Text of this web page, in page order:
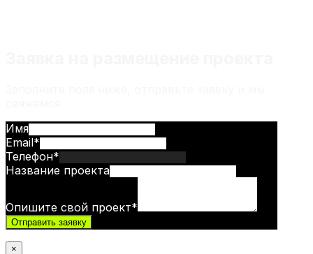
Имя
Email*
Телефон*
Название проекта
Опишите свой проект*
Отправить заявку
×